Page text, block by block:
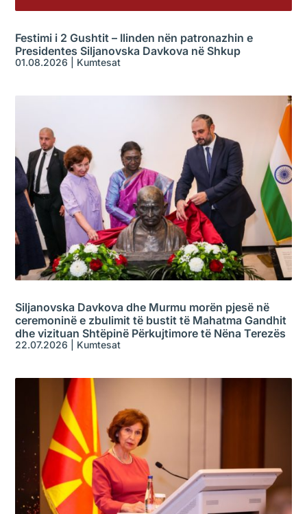
Festimi i 2 Gushtit – Ilinden nën patronazhin e
Presidentes Siljanovska Davkova në Shkup
01.08.2026 Kumtesat
Siljanovska Davkova dhe Murmu morën pjesë në
ceremoninë e zbulimit të bustit të Mahatma Gandhit
dhe vizituan Shtëpinë Përkujtimore të Nëna Terezës
22.07.2026 Kumtesat